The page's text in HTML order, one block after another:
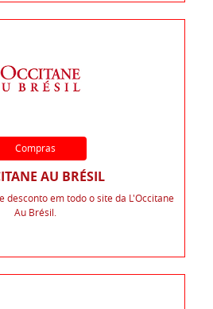
Compras
AU BRÉSIL
desconto em todo o site da L'Occitane
Au Brésil.